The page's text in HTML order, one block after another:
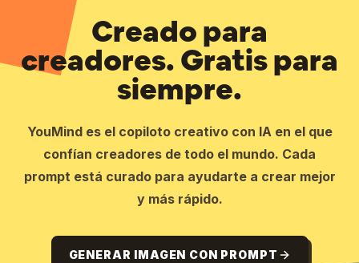
Creado para
creadores. Gratis para
siempre.
YouMind es el copiloto creativo con IA en el que
confían creadores de todo el mundo. Cada
prompt está curado para ayudarte a crear mejor
y más rápido.
GENERAR IMAGEN CON PROMPT